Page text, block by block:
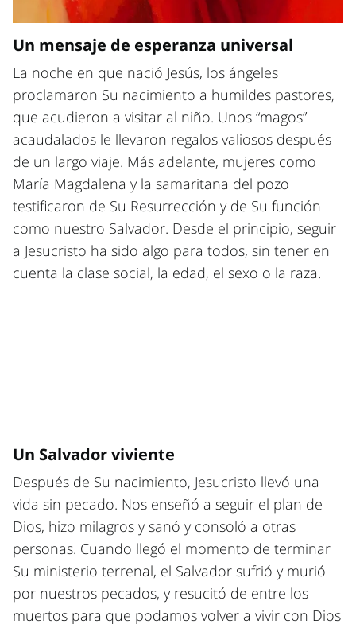
Un mensaje de esperanza universal
La noche en que nació Jesús, los ángeles
proclamaron Su nacimiento a humildes pastores,
que acudieron a visitar al niño. Unos “magos”
acaudalados le llevaron regalos valiosos después
de un largo viaje. Más adelante, mujeres como
María Magdalena y la samaritana del pozo
testificaron de Su Resurrección y de Su función
como nuestro Salvador. Desde el principio, seguir
a Jesucristo ha sido algo para todos, sin tener en
cuenta la clase social, la edad, el sexo o la raza.
Un Salvador viviente
Después de Su nacimiento, Jesucristo llevó una
vida sin pecado. Nos enseñó a seguir el plan de
Dios, hizo milagros y sanó y consoló a otras
personas. Cuando llegó el momento de terminar
Su ministerio terrenal, el Salvador sufrió y murió
por nuestros pecados, y resucitó de entre los
muertos para que podamos volver a vivir con Dios